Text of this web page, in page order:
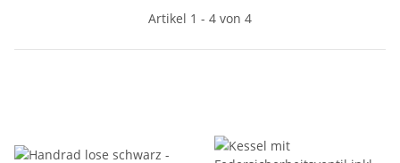
Artikel 1 - 4 von 4